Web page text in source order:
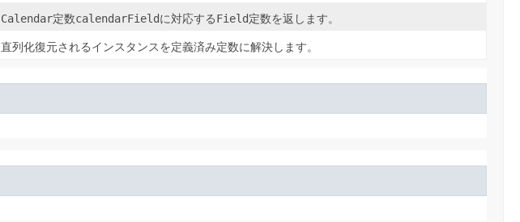
Calendar定数calendarFieldに対応するField定数を返します。
直列化復元されるインスタンスを定義済み定数に解決します。